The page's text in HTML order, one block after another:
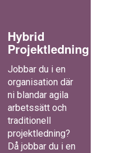
Hybrid
Projektledning
Jobbar du i en
organisation där
ni blandar agila
arbetssätt och
traditionell
projektledning?
Då jobbar du i en